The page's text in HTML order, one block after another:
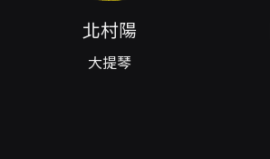
共鳴，能在國樂諸多吹、拉、彈
的歌唱線條，也能在低頻區域構
北村陽
大提琴